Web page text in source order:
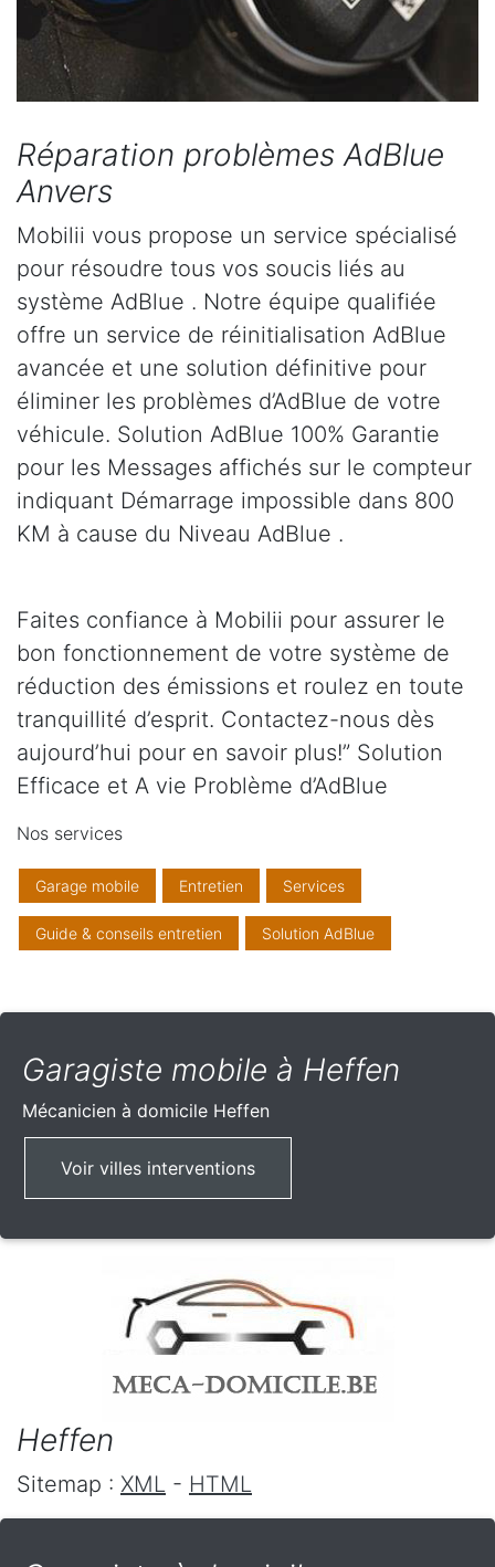
Réparation problèmes AdBlue
Anvers
Mobilii vous propose un service spécialisé
pour résoudre tous vos soucis liés au
système AdBlue . Notre équipe qualifiée
offre un service de réinitialisation AdBlue
avancée et une solution définitive pour
éliminer les problèmes d’AdBlue de votre
véhicule. Solution AdBlue 100% Garantie
pour les Messages affichés sur le compteur
indiquant Démarrage impossible dans 800
KM à cause du Niveau AdBlue .
Faites confiance à Mobilii pour assurer le
bon fonctionnement de votre système de
réduction des émissions et roulez en toute
tranquillité d’esprit. Contactez-nous dès
aujourd’hui pour en savoir plus!” Solution
Efficace et A vie Problème d’AdBlue
Nos services
Garage mobile Entretien Services
Guide & conseils entretien Solution AdBlue
Garagiste mobile à Heffen
Mécanicien à domicile Heffen
Voir villes interventions
Heffen
Sitemap : XML - HTML